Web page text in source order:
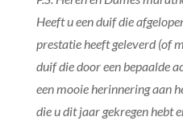
Heeft u een duif die
prestatie heeft geleverd (of
duif die door een bepaalde
een mooie herinnering aan
die u dit jaar gekregen hebt